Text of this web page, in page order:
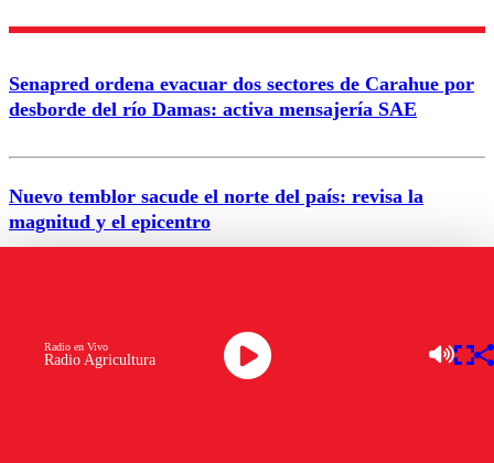
Nombre
Correo
Senapred ordena evacuar dos sectores de Carahue por
desborde del río Damas: activa mensajería SAE
Nuevo temblor sacude el norte del país: revisa la
magnitud y el epicentro
Temprana Preventiva en tres comunas
Radio Agricultura
Radio en Vivo